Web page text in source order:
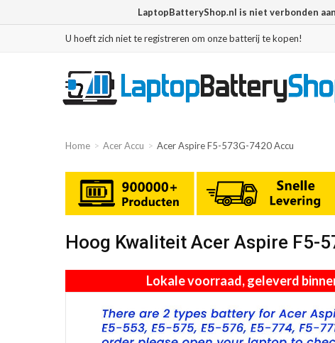
LaptopBatteryShop.nl is niet verbonden
U hoeft zich niet te registreren om onze batterij te kopen!
Home Acer Accu Acer Aspire F5-573G-7420 Accu
Hoog Kwaliteit Acer Aspire F5-
Lokale voorraad, geleverd